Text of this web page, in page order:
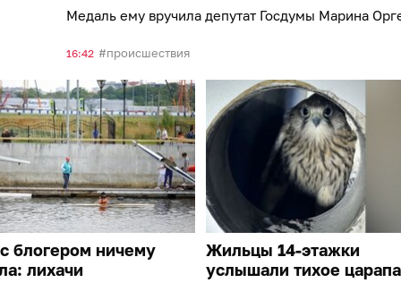
Медаль ему вручила депутат Госдумы Марина
16:42 происшествия
блогером ничему
лихачи
Жильцы 14-этажки
услышали тихое